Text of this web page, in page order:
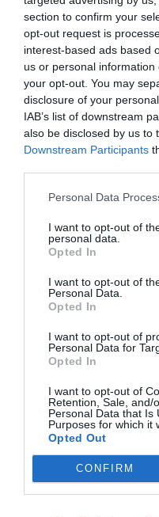
section to confirm your
opt-out request is
interest-based ads based
us or personal
your opt-out. You may
disclosure of your
IAB’s list of downstream
also be disclosed by us to
Downstream Participants
Personal Data
I want to opt-out of
personal data.
Opted In
I want to opt-out of
Personal Data.
Opted In
I want to opt-out of
Personal Data for
Opted In
I want to opt-out of
Retention, Sale, and/
Personal Data that Is
Purposes for which it
Opted Out
CONFIRM
0
0